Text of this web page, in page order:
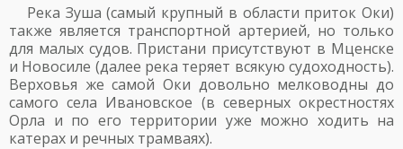
Река Зуша (самый крупный в области приток Оки)
также является транспортной артерией, но только
для малых судов. Пристани присутствуют в Мценске
и Новосиле (далее река теряет всякую судоходность).
Верховья же самой Оки довольно мелководны до
самого села Ивановское (в северных окрестностях
Орла и по его территории уже можно ходить на
катерах и речных трамваях).